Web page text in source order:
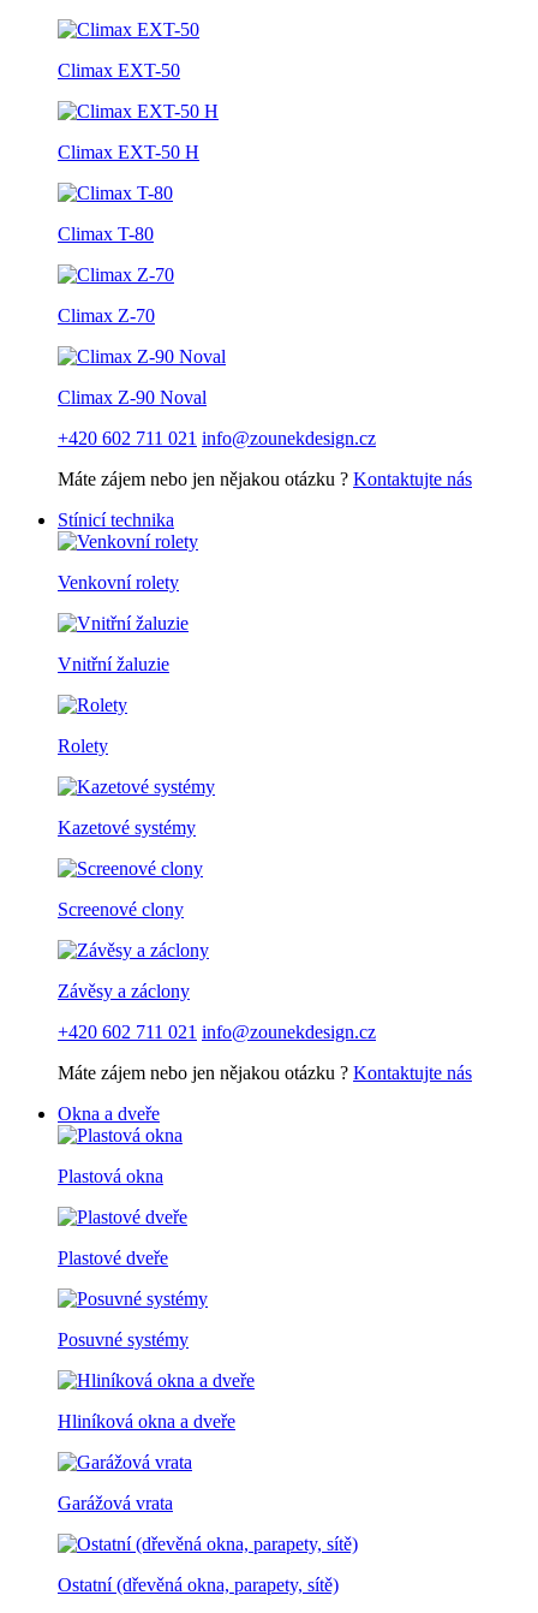
Climax EXT-50
Climax EXT-50 H
Climax T-80
Climax Z-70
Climax Z-90 Noval
+420 602 711 021 info@zounekdesign.cz
Máte zájem nebo jen nějakou otázku ? Kontaktujte nás
Stínicí technika
Venkovní rolety
Vnitřní žaluzie
Rolety
Kazetové systémy
Screenové clony
Závěsy a záclony
+420 602 711 021 info@zounekdesign.cz
Máte zájem nebo jen nějakou otázku ? Kontaktujte nás
Okna a dveře
Plastová okna
Plastové dveře
Posuvné systémy
Hliníková okna a dveře
Garážová vrata
Ostatní (dřevěná okna, parapety, sítě)